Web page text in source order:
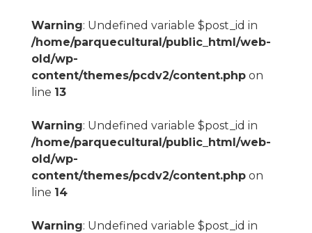
Warning: Undefined variable $post_id in
/home/parquecultural/public_html/web-
old/wp-
content/themes/pcdv2/content.phpon
line 13
Warning: Undefined variable $post_id in
/home/parquecultural/public_html/web-
old/wp-
content/themes/pcdv2/content.phpon
line 14
Warning: Undefined variable $post_id in